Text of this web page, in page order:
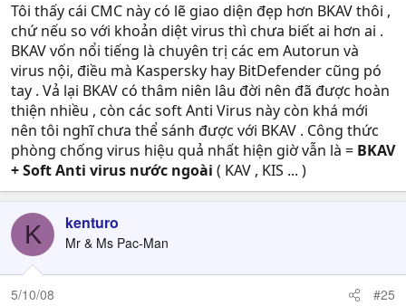
Tôi thấy cái CMC này có lẽ giao diện đẹp hơn BKAV thôi ,
chứ nếu so với khoản diệt virus thì chưa biết ai hơn ai .
BKAV vốn nổi tiếng là chuyên trị các em Autorun và
virus nội, điều mà Kaspersky hay BitDefender cũng pó
tay . Vả lại BKAV có thâm niên lâu đời nên đã được hoàn
thiện nhiều , còn các soft Anti Virus này còn khá mới
nên tôi nghĩ chưa thể sánh được với BKAV . Công thức
phòng chống virus hiệu quả nhất hiện giờ vẫn là = BKAV
+ Soft Anti virus nước ngoài ( KAV , KIS ... )
K kenturo
Mr & Ms Pac-Man
5/10/08 #25